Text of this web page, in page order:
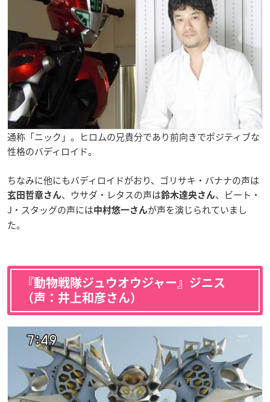
通称「ニック」。ヒロムの兄貴分であり前向きでポジティブな
性格のバディロイド。
ちなみに他にもバディロイドがおり、ゴリサキ・バナナの声は
玄田哲章さん、ウサダ・レタスの声は鈴木達央さん、ビート・
J・スタッグの声には中村悠一さんが声を演じられていまし
た。
『動物戦隊ジュウオウジャー』ジニス
（声：井上和彦さん）